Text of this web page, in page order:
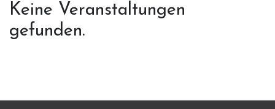
Keine Veranstaltungen
gefunden.